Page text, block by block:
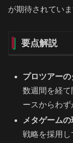
が期待されていま
要点解説
プロツアー
数週間を経て
ースからわず
メタゲームの
戦略を採用